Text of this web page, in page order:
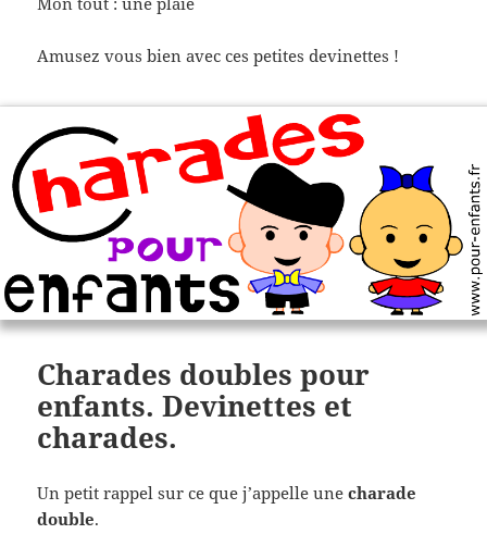
Amusez vous bien avec ces petites devinettes !
Charades doubles pour
enfants. Devinettes et
charades.
Un petit rappel sur ce que j’appelle unecharade
double.